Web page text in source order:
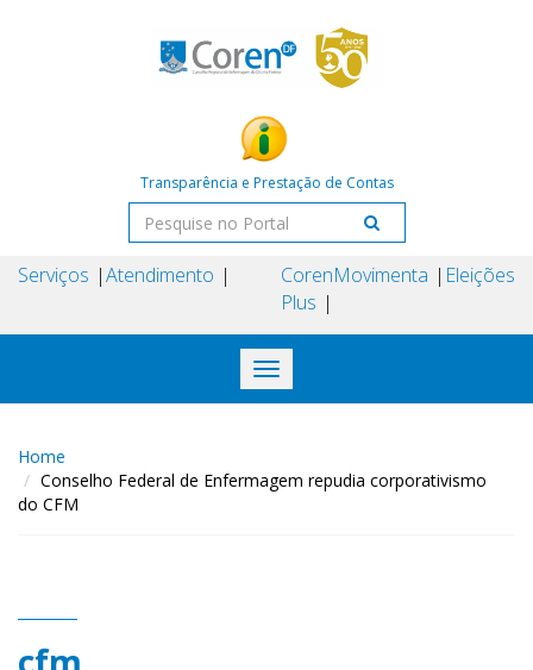
Transparência e Prestação de Contas
Serviços Atendimento
Coren
Plus
Movimenta Eleições
Toggle
navigation
Home
Conselho Federal de Enfermagem repudia corporativismo
do CFM